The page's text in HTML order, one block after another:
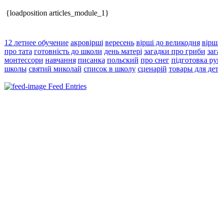
{loadposition articles_module_1}
12 летнее обучение акровірші вересень вірші до великодня
про тата готовність до школи день матері загадки про гриби
монтессори навчання писанка польский про снег підготовка
школы святий миколай список в школу сценарій товары для
Feed Entries